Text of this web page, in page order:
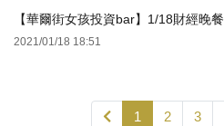
【華爾街女孩投資bar】1/18財經晚餐
2021/01/18 18:51
1 2 3